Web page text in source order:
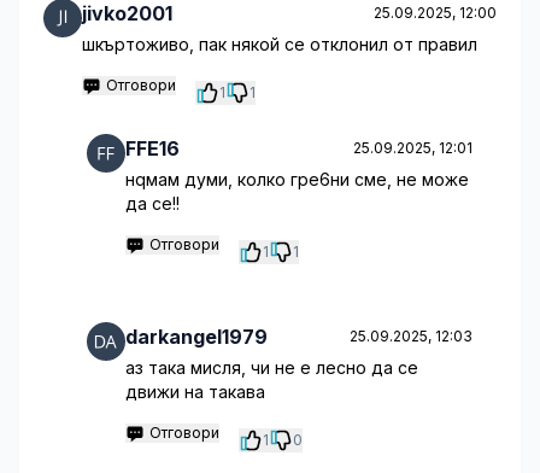
jivko2001 25.09.2025, 12:00
шкъртоживо, пак някой се отклонил от правил
Отговори 1 1
FFE16 25.09.2025, 12:01
нqмам думи, колко гре6ни сме, не може
да се!!
Отговори 1 1
darkangel1979 25.09.2025, 12:03
аз така мисля, чи не е лесно да се
движи на такава
Отговори 1 0